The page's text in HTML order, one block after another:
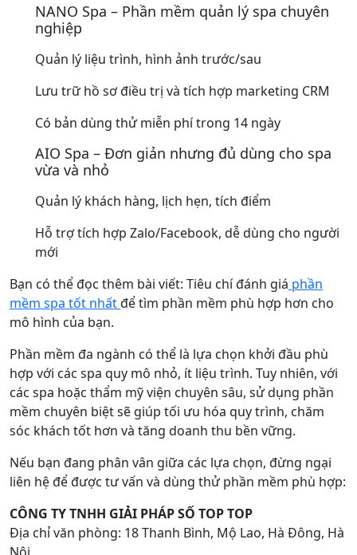
NANO Spa – Phần mềm quản lý spa chuyên
nghiệp
Quản lý liệu trình, hình ảnh trước/sau
Lưu trữ hồ sơ điều trị và tích hợp marketing CRM
Có bản dùng thử miễn phí trong 14 ngày
AIO Spa – Đơn giản nhưng đủ dùng cho spa
vừa và nhỏ
Quản lý khách hàng, lịch hẹn, tích điểm
Hỗ trợ tích hợp Zalo/Facebook, dễ dùng cho người
mới
Bạn có thể đọc thêm bài viết: Tiêu chí đánh giá phần
mềm spa tốt nhấtđể tìm phần mềm phù hợp hơn cho
mô hình của bạn.
Phần mềm đa ngành có thể là lựa chọn khởi đầu phù
hợp với các spa quy mô nhỏ, ít liệu trình. Tuy nhiên, với
các spa hoặc thẩm mỹ viện chuyên sâu, sử dụng phần
mềm chuyên biệt sẽ giúp tối ưu hóa quy trình, chăm
sóc khách tốt hơn và tăng doanh thu bền vững.
Nếu bạn đang phân vân giữa các lựa chọn, đừng ngại
liên hệ để được tư vấn và dùng thử phần mềm phù hợp:
CÔNG TY TNHH GIẢI PHÁP SỐ TOP TOP
Địa chỉ văn phòng: 18 Thanh Bình, Mộ Lao, Hà Đông, Hà